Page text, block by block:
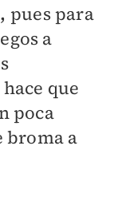
pues para
a
que
poca
broma a